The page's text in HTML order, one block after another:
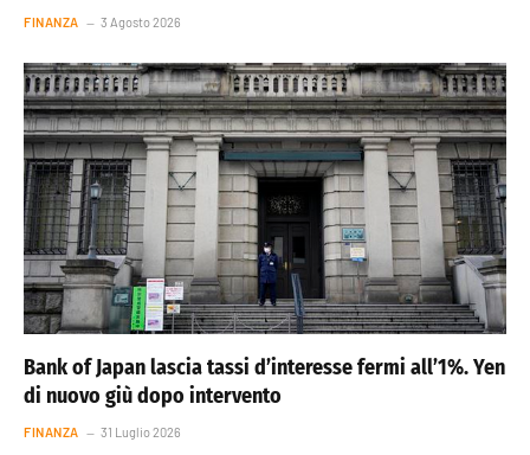
FINANZA 3 Agosto 2026
Bank of Japan lascia tassi d’interesse fermi all’1%. Yen
di nuovo giù dopo intervento
FINANZA 31 Luglio 2026